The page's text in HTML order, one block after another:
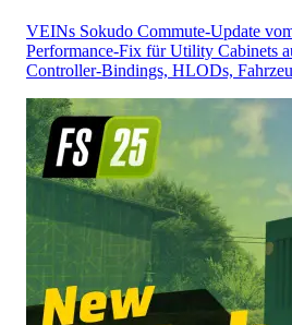
VEINs Sokudo Commute-Update
Performance-Fix für Utility Cabinets
Controller-Bindings, HLODs,